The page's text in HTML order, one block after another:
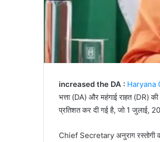
increased the DA : Haryana
भत्ता (DA) और महंगाई राहत (DR) की
प्रतिशत कर दी गई है, जो 1 जुलाई,
Chief Secretary अनुराग रस्तोगी